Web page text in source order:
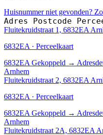
Huisnummer niet gevonden?
Adres Postcode
Fluitekruidstraat 1, 6832EA
6832EA · Perceelkaart
6832EA Gekoppeld →
Arnhem
Fluitekruidstraat 2, 6832EA
6832EA · Perceelkaart
6832EA Gekoppeld →
Arnhem
Fluitekruidstraat 2A, 6832EA